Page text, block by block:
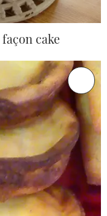
cake